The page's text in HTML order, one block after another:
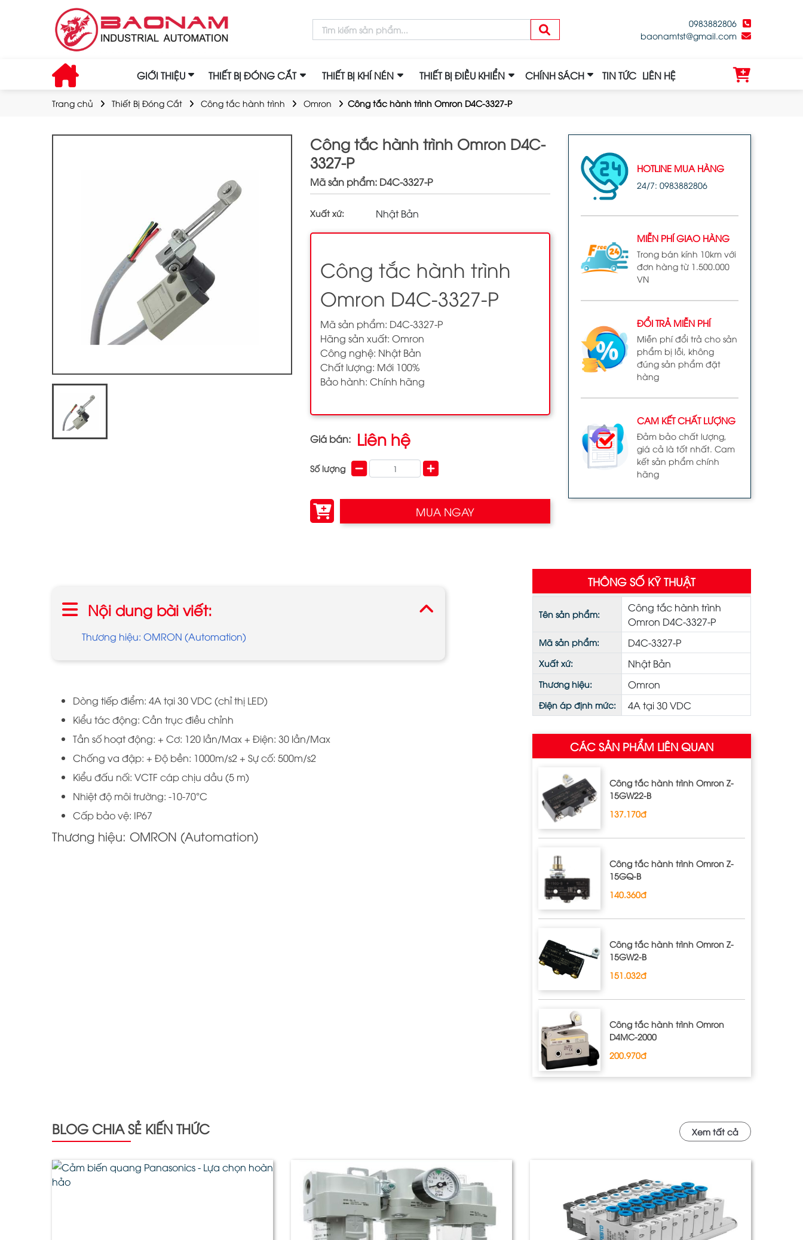
0983882806
baonamtst@gmail.com
GIỚI THIỆU THIẾT BỊ ĐÓNG CẮT THIẾT BỊ KHÍ NÉN THIẾT BỊ ĐIỀU KHIỂN CHÍNH SÁCH TIN TỨC LIÊN HỆ
Trang chủ Thiết Bị Đóng Cắt Công tắc hành trình Omron Công tắc hành trình Omron D4C-3327-P
Công tắc hành trình Omron D4C-
3327-P
Mã sản phẩm: D4C-3327-P
Xuất xứ: Nhật Bản
Công tắc hành trình
Omron D4C-3327-P
Mã sản phẩm: D4C-3327-P
Hãng sản xuất: Omron
Công nghệ: Nhật Bản
Chất lượng: Mới 100%
Bảo hành: Chính hãng
Giá bán: Liên hệ
Số lượng
MUA NGAY
HOTLINE MUA HÀNG
24/7: 0983882806
MIỄN PHÍ GIAO HÀNG
Trong bán kính 10km với
đơn hàng từ 1.500.000
VN
ĐỔI TRẢ MIỄN PHÍ
Miễn phí đổi trả cho sản
phẩm bị lỗi, không
đúng sản phẩm đặt
hàng
CAM KẾT CHẤT LƯỢNG
Đảm bảo chất lượng,
giá cả là tốt nhất. Cam
kết sản phẩm chính
hãng
Nội dung bài viết:
Thương hiệu: OMRON (Automation)
Dòng tiếp điểm: 4A tại 30 VDC (chỉ thị LED)
Kiểu tác động: Cần trục điều chỉnh
Tần số hoạt động: + Cơ: 120 lần/Max + Điện: 30 lần/Max
Chống va đập: + Độ bền: 1000m/s2 + Sự cố: 500m/s2
Kiểu đấu nối: VCTF cáp chịu dầu (5 m)
Nhiệt độ môi trường: -10-70°C
Cấp bảo vệ: IP67
Thương hiệu: OMRON (Automation)
THÔNG SỐ KỸ THUẬT
Tên sản phẩm:
Công tắc hành trình
Omron D4C-3327-P
Mã sản phẩm: D4C-3327-P
Xuất xứ: Nhật Bản
Thương hiệu: Omron
Điện áp định mức: 4A tại 30 VDC
CÁC SẢN PHẨM LIÊN QUAN
Công tắc hành trình Omron Z‐
15GW22‐B
137.170đ
Công tắc hành trình Omron Z‐
15GQ‐B
140.360đ
Công tắc hành trình Omron Z‐
15GW2‐B
151.032đ
Công tắc hành trình Omron
D4MC‐2000
200.970đ
BLOG CHIA SẺ KIẾN THỨC Xem tất cả